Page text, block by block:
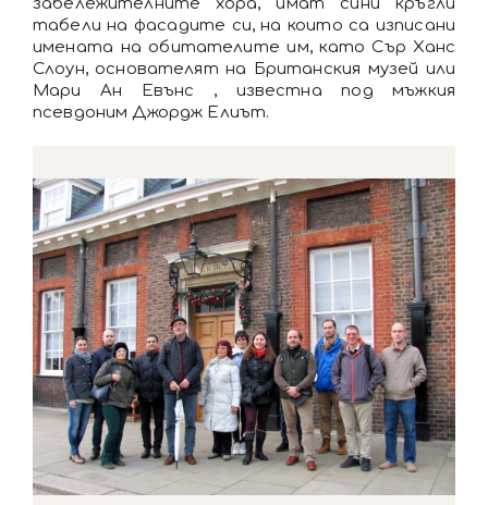
табели на фасадите си, на които са изписани
имената на обитателите им, като Сър Ханс
Слоун, основателят на Британския музей или
Мари Ан Евънс , известна под мъжкия
псевдоним Джордж Елиът.